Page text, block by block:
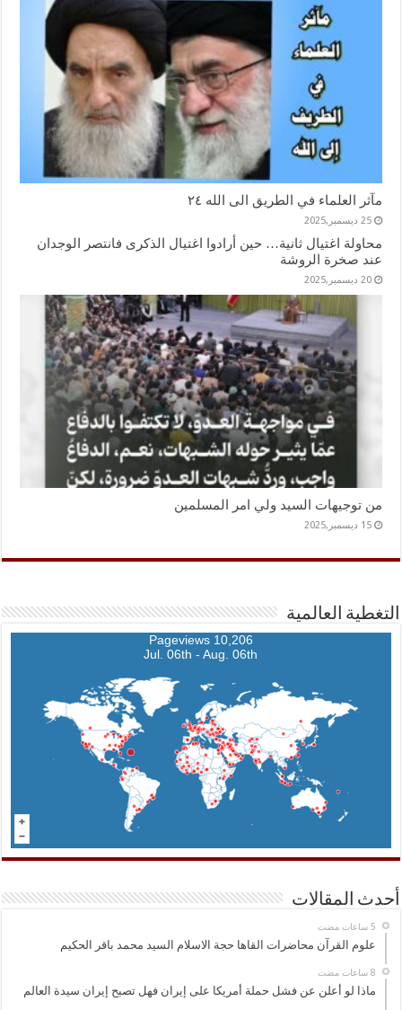
مآثر العلماء في الطريق الى الله ٢٤
25 ديسمبر,2025
محاولة اغتيال ثانية… حين أرادوا اغتيال الذكرى فانتصر الوجدان
عند صخرة الروشة
20 ديسمبر,2025
من توجيهات السيد ولي امر المسلمين
15 ديسمبر,2025
التغطية العالمية
10,206 Pageviews
Jul. 06th - Aug. 06th
أحدث المقالات
علوم القرآن محاضرات القاها حجة الاسلام السيد محمد باقر الحكيم
ماذا لو أعلن عن فشل حملة أمريكا على إيران فهل تصبح إيران سيدة العالم